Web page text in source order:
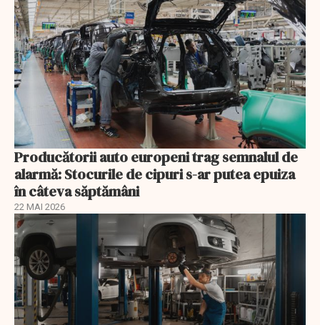
Producătorii auto europeni trag semnalul de
alarmă: Stocurile de cipuri s-ar putea epuiza
în câteva săptămâni
22 MAI 2026